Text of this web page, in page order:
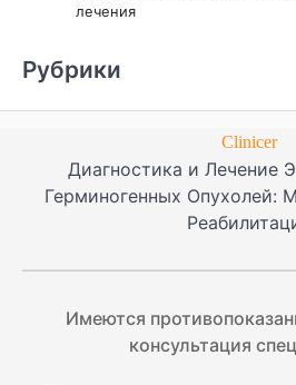
лечения
Рубрики
Clinicer
Диагностика и Лечение
Герминогенных Опухолей:
Имеются
консультация